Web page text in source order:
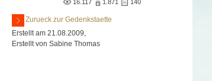
16.117 1.871 140
Zurueck zur Gedenkstaette
Erstellt am 21.08.2009,
Erstellt von Sabine Thomas